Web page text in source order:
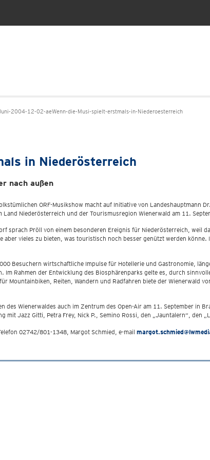
2004-12-02-aeWenn-die-Musi-spielt-erstmals-in-Niederoesterreich
in Niederösterreich
nach außen
ORF-Musikshow macht auf Initiative von Landeshauptmann
Niederösterreich und der Tourismusregion Wienerwald am 11.
sprach Pröll von einem besonderen Ereignis für Niederösterreich, weil
aber vieles zu bieten, was touristisch noch besser genützt werden
Besuchern wirtschaftliche Impulse für Hotellerie und Gastronomie,
Im Rahmen der Entwicklung des Biosphärenparks gelte es, durch
Mountainbiken, Reiten, Wandern und Radfahren biete der Wienerwald
des Wienerwaldes auch im Zentrum des Open-Air am 11. September in
mit Jazz Gitti, Petra Frey, Nick P., Semino Rossi, den „Jauntalern“, den
02742/801-1348, Margot Schmied, e-mail